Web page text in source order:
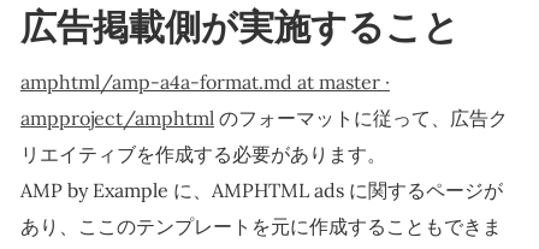
広告掲載側が実施すること
amphtml/amp-a4a-format.md at master ·
ampproject/amphtml のフォーマットに従って、広告ク
リエイティブを作成する必要があります。
AMP by Example に、AMPHTML ads に関するページが
あり、ここのテンプレートを元に作成することもできま